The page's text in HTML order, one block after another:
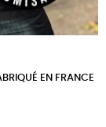
EN FRANCE